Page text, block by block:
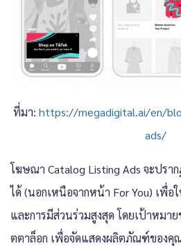
ที่มา: https://megadigital.ai/en/
ads/
โฆษณา Catalog Listing Ads จะปร
ได้ (นอกเหนือจากหน้า For You) เพื่อ
และการมีส่วนร่วมสูงสุด โดยเป้าหมา
ตตาล็อก เพื่อจัดแสดงผลิตภัณฑ์ของคุ